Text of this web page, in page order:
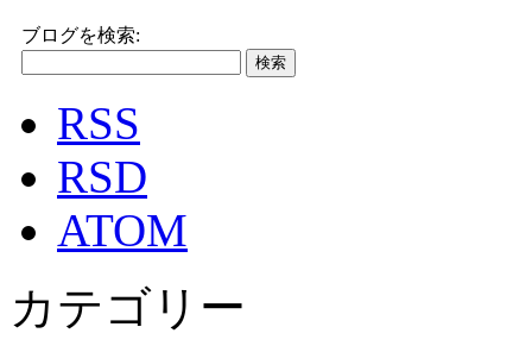
ブログを検索:
RSS
RSD
ATOM
カテゴリー